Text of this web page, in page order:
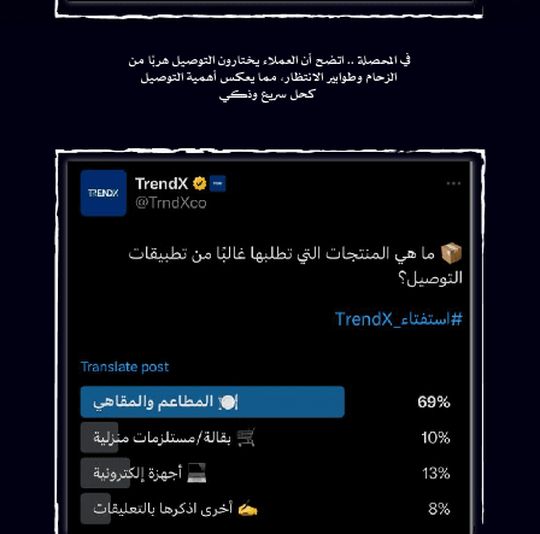
في المحصلة .. اتضح أن العملاء يختارون التوصيل هربًا من
الزحام وطوابير الانتظار، مما يعكس أهمية التوصيل
كحل سريع وذكـي